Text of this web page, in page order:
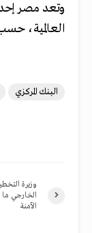
وتعد مصر
العالمية،
البنك المركزي
وزيرة
الخارجي ما
الآمنة